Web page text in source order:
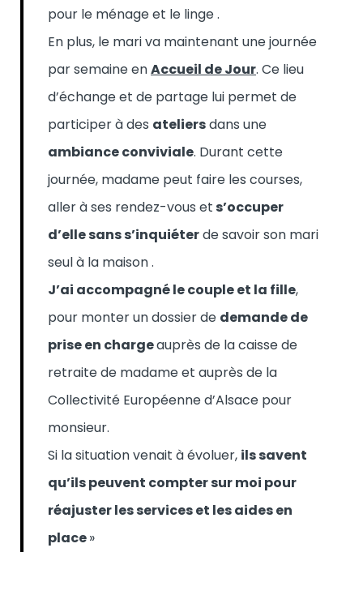
pour le ménage et le linge .
En plus, le mari va maintenant une journée
par semaine enAccueil de Jour. Ce lieu
d’échange et de partage lui permet de
participer à des ateliersdans une
ambiance conviviale. Durant cette
journée, madame peut faire les courses,
aller à ses rendez-vous et s’occuper
d’elle sans s’inquiéterde savoir son mari
seul à la maison .
J’ai accompagné le couple et la fille,
pour monter un dossier de demande de
prise en chargeauprès de la caisse de
retraite de madame et auprès de la
Collectivité Européenne d’Alsace pour
monsieur.
Si la situation venait à évoluer, ils savent
qu’ils peuvent compter sur moi pour
réajuster les services et les aides en
place»